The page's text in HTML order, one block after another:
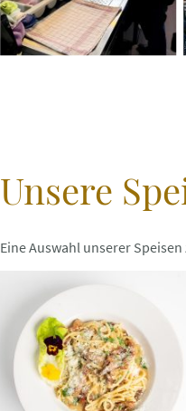
Unsere
Eine Auswahl unserer